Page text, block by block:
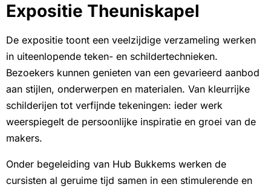
Expositie Theuniskapel
De expositie toont een veelzijdige verzameling werken
in uiteenlopende teken- en schildertechnieken.
Bezoekers kunnen genieten van een gevarieerd aanbod
aan stijlen, onderwerpen en materialen. Van kleurrijke
schilderijen tot verfijnde tekeningen: ieder werk
weerspiegelt de persoonlijke inspiratie en groei van de
makers.
Onder begeleiding van Hub Bukkems werken de
cursisten al geruime tijd samen in een stimulerende en